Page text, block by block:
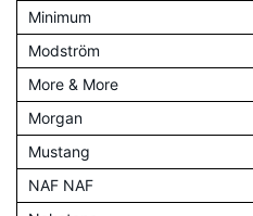
Minimum
Modström
More & More
Morgan
Mustang
NAF NAF